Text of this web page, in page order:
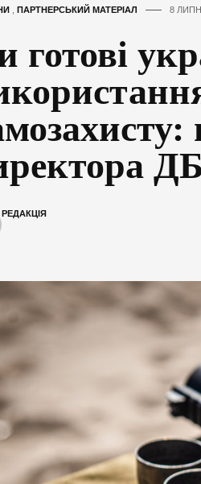
, ПАРТНЕРСЬКИЙ МАТЕРІАЛ 8
готові
РЕДАКЦІЯ